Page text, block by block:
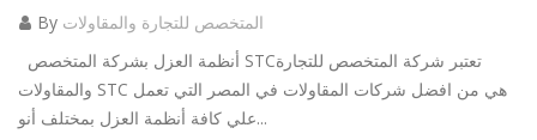
By المتخصص للتجارة والمقاولات
والمقاولات STC هي من افضل شركات المقاولات في المصر التي تعمل
علي كافة أنظمة العزل بمختلف أنو...